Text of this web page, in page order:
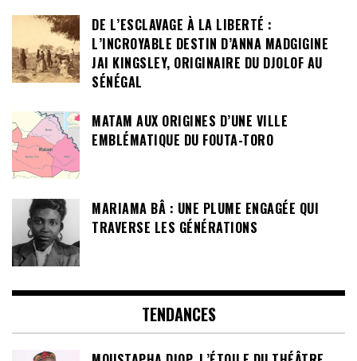
DE L’ESCLAVAGE À LA LIBERTÉ :
L’INCROYABLE DESTIN D’ANNA MADGIGINE
JAI KINGSLEY, ORIGINAIRE DU DJOLOF AU
SÉNÉGAL
MATAM AUX ORIGINES D’UNE VILLE
EMBLÉMATIQUE DU FOUTA-TORO
MARIAMA BÂ : UNE PLUME ENGAGÉE QUI
TRAVERSE LES GÉNÉRATIONS
TENDANCES